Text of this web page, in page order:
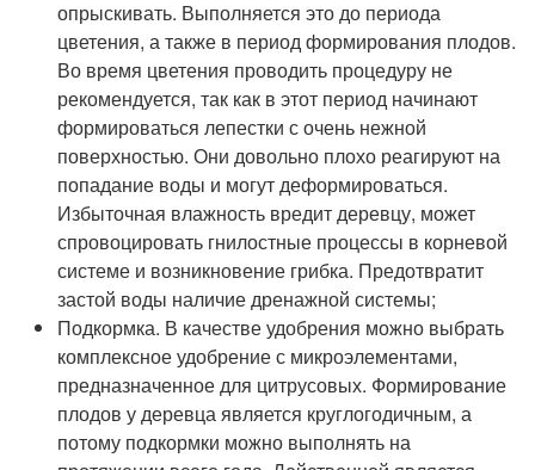
опрыскивать. Выполняется это до периода
цветения, а также в период формирования плодов.
Во время цветения проводить процедуру не
рекомендуется, так как в этот период начинают
формироваться лепестки с очень нежной
поверхностью. Они довольно плохо реагируют на
попадание воды и могут деформироваться.
Избыточная влажность вредит деревцу, может
спровоцировать гнилостные процессы в корневой
системе и возникновение грибка. Предотвратит
застой воды наличие дренажной системы;
Подкормка. В качестве удобрения можно выбрать
комплексное удобрение с микроэлементами,
предназначенное для цитрусовых. Формирование
плодов у деревца является круглогодичным, а
потому подкормки можно выполнять на